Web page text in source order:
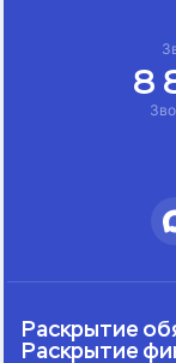
8
Раскрытие
Раскрытие